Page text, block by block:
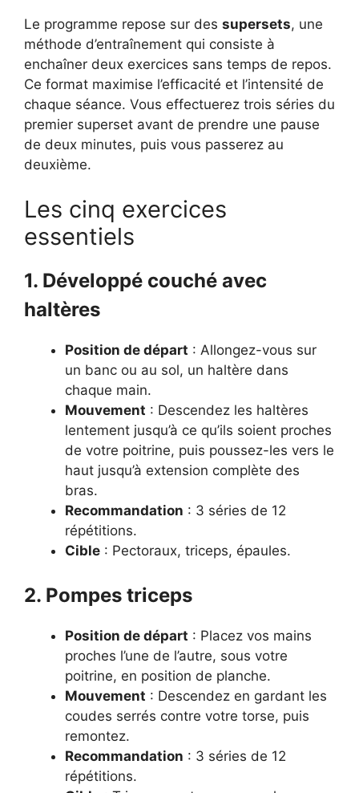
Le programme repose sur des supersets, une
méthode d’entraînement qui consiste à
enchaîner deux exercices sans temps de repos.
Ce format maximise l’efficacité et l’intensité de
chaque séance. Vous effectuerez trois séries du
premier superset avant de prendre une pause
de deux minutes, puis vous passerez au
deuxième.
Les cinq exercices
essentiels
1. Développé couché avec
haltères
Position de départ : Allongez-vous sur
un banc ou au sol, un haltère dans
chaque main.
Mouvement : Descendez les haltères
lentement jusqu’à ce qu’ils soient proches
de votre poitrine, puis poussez-les vers le
haut jusqu’à extension complète des
bras.
Recommandation : 3 séries de 12
répétitions.
Cible : Pectoraux, triceps, épaules.
2. Pompes triceps
Position de départ : Placez vos mains
proches l’une de l’autre, sous votre
poitrine, en position de planche.
Mouvement : Descendez en gardant les
coudes serrés contre votre torse, puis
remontez.
Recommandation : 3 séries de 12
répétitions.